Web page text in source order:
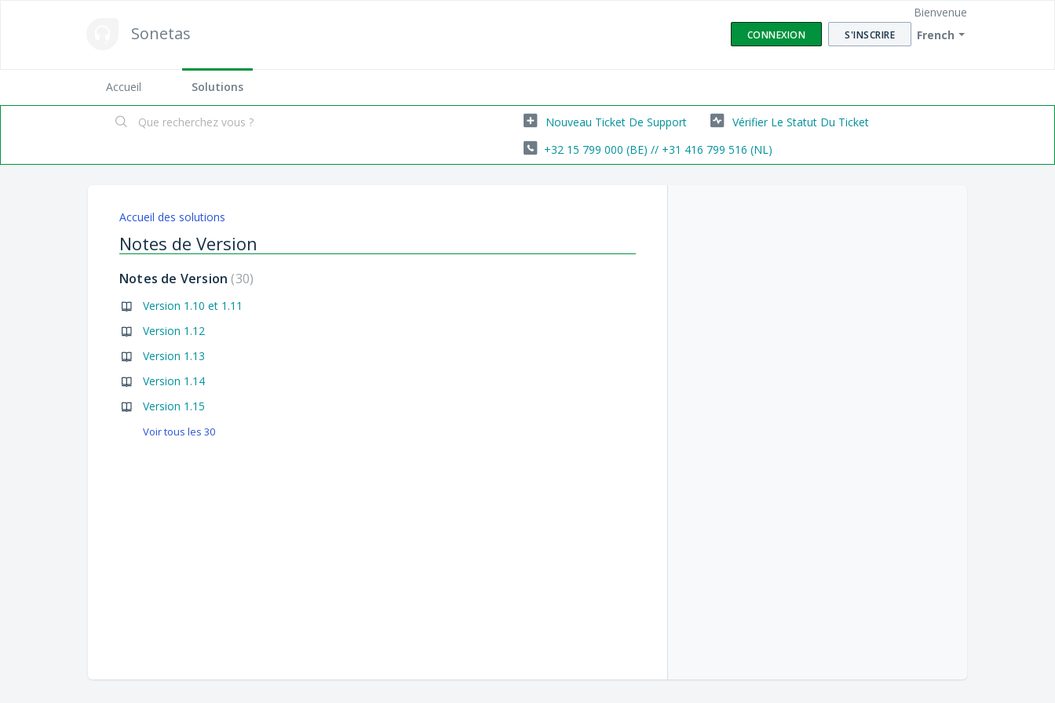
Sonetas French
Bienvenue
CONNEXION S'INSCRIRE
Accueil Solutions
Nouveau Ticket De Support
Vérifier Le Statut Du Ticket
+32 15 799 000 (BE) // +31 416 799 516 (NL)
Accueil des solutions
Notes de Version
Notes de Version 30
Version 1.10 et 1.11
Version 1.12
Version 1.13
Version 1.14
Version 1.15
Voir tous les 30